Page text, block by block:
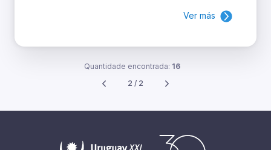
Ver más
Quantidade encontrada: 16
2 / 2